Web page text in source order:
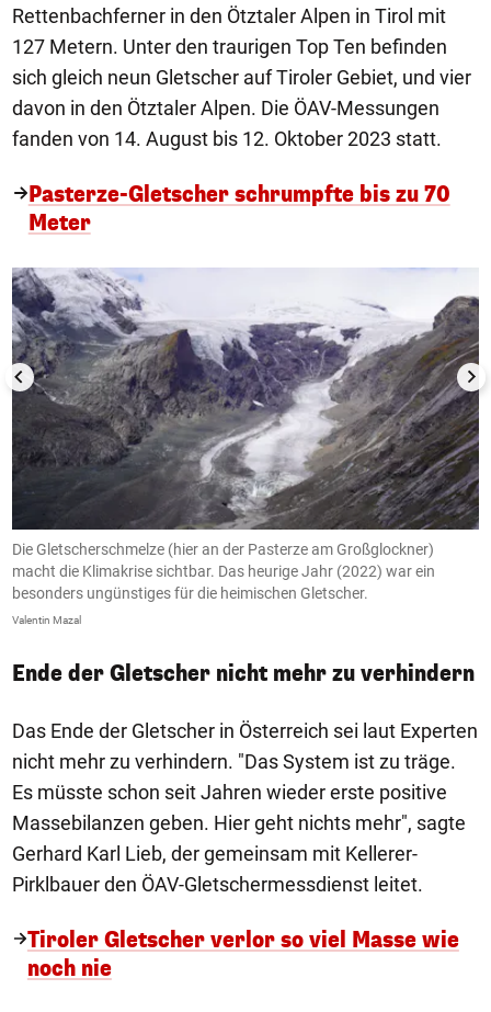
Rettenbachferner in den Ötztaler Alpen in Tirol mit
127 Metern. Unter den traurigen Top Ten befinden
sich gleich neun Gletscher auf Tiroler Gebiet, und vier
davon in den Ötztaler Alpen. Die ÖAV-Messungen
fanden von 14. August bis 12. Oktober 2023 statt.
Pasterze-Gletscher schrumpfte bis zu 70
Meter
1/6
Die Gletscherschmelze (hier an der Pasterze am Großglockner)
macht die Klimakrise sichtbar. Das heurige Jahr (2022) war ein
besonders ungünstiges für die heimischen Gletscher.
Valentin Mazal
Ende der Gletscher nicht mehr zu verhindern
Das Ende der Gletscher in Österreich sei laut Experten
nicht mehr zu verhindern. "Das System ist zu träge.
Es müsste schon seit Jahren wieder erste positive
Massebilanzen geben. Hier geht nichts mehr", sagte
Gerhard Karl Lieb, der gemeinsam mit Kellerer-
Pirklbauer den ÖAV-Gletschermessdienst leitet.
Tiroler Gletscher verlor so viel Masse wie
noch nie